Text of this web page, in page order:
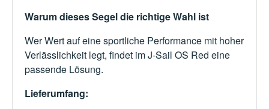
Warum dieses Segel die richtige Wahl ist
Wer Wert auf eine sportliche Performance mit hoher
Verlässlichkeit legt, findet im J-Sail OS Red eine
passende Lösung.
Lieferumfang: